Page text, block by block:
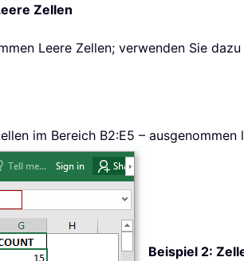
Zellen
Leere Zellen; verwenden Sie
im Bereich B2:E5 –
Beispiel 2: